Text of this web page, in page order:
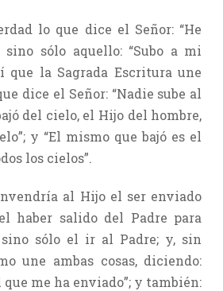
lo que dice el Señor: “He
sino sólo aquello: “Subo a mi
que la Sagrada Escritura une
dice el Señor: “Nadie sube al
del cielo, el Hijo del hombre,
y “El mismo que bajó es el
los cielos”.
al Hijo el ser enviado
haber salido del Padre para
sólo el ir al Padre; y, sin
une ambas cosas, diciendo:
que me ha enviado”; y también: